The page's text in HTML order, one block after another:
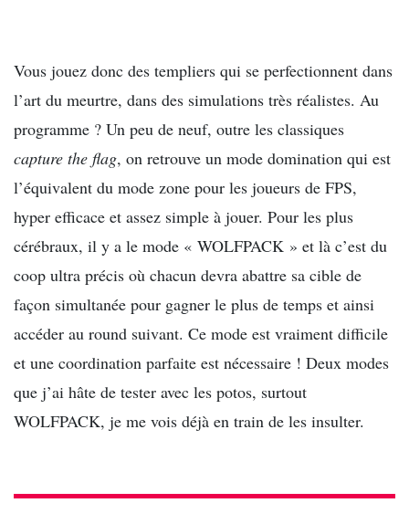
Vous jouez donc des templiers qui se perfectionnent dans
l’art du meurtre, dans des simulations très réalistes. Au
programme ? Un peu de neuf, outre les classiques
capture the flag, on retrouve un mode domination qui est
l’équivalent du mode zone pour les joueurs de FPS,
hyper efficace et assez simple à jouer. Pour les plus
cérébraux, il y a le mode « WOLFPACK » et là c’est du
coop ultra précis où chacun devra abattre sa cible de
façon simultanée pour gagner le plus de temps et ainsi
accéder au round suivant. Ce mode est vraiment difficile
et une coordination parfaite est nécessaire ! Deux modes
que j’ai hâte de tester avec les potos, surtout
WOLFPACK, je me vois déjà en train de les insulter.